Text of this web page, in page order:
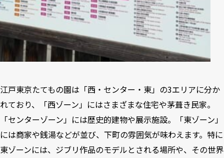
江戸東京たてもの園は「西・センター・東」の3エリアに分か
れており、「西ゾーン」にはさまざまな住宅や茅葺き民家。
「センターゾーン」には歴史的建物や展示施設。「東ゾーン」
には商家や銭湯などが並び、下町の雰囲気が味わえます。特に
東ゾーンには、ジブリ作品のモデルとされる場所や、その世界